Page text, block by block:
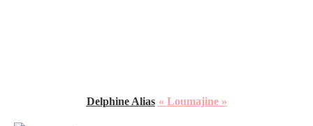
Delphine Alias « Loumajine »